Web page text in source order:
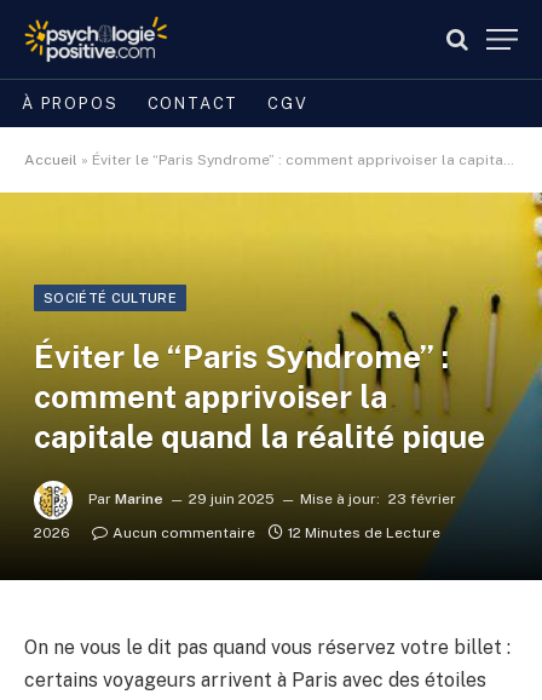
À PROPOS CONTACT CGV
Accueil » Éviter le “Paris Syndrome” : comment apprivoiser la capitale quand la réalité pique
SOCIÉTÉ CULTURE
Éviter le “Paris Syndrome” :
comment apprivoiser la
capitale quand la réalité pique
Par Marine 29 juin 2025 Mise à jour: 23 février
2026
Aucun commentaire 12 Minutes de Lecture
On ne vous le dit pas quand vous réservez votre billet :
certains voyageurs arrivent à Paris avec des étoiles